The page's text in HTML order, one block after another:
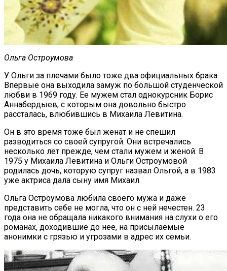
Ольга Остроумова
У Ольги за плечами было тоже два официальных брака.
Впервые она выходила замуж по большой студенческой
любви в 1969 году. Ее мужем стал однокурсник Борис
Аннабердыев, с которым она довольно быстро
рассталась, влюбившись в Михаила Левитина.
Он в это время тоже был женат и не спешил
разводиться со своей супругой. Они встречались
несколько лет прежде, чем стали мужем и женой. В
1975 у Михаила Левитина и Ольги Остроумовой
родилась дочь, которую супруг назвал Ольгой, а в 1983
уже актриса дала сыну имя Михаил.
Ольга Остроумова любила своего мужа и даже
представить себе не могла, что он с ней нечестен. 23
года она не обращала никакого внимания на слухи о его
романах, доходившие до нее, на присылаемые
анонимки с грязью и угрозами в адрес их семьи.